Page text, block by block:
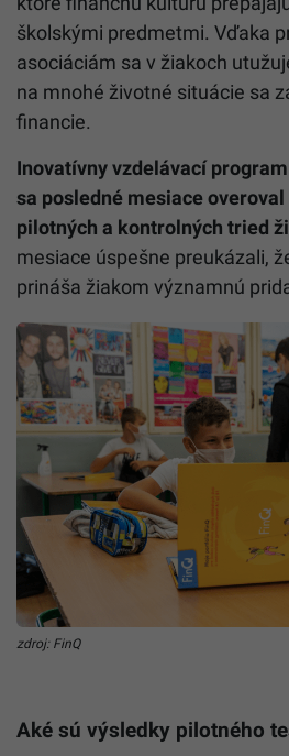
školskými predmetmi. Vďaka
asociáciám sa v žiakoch
na mnohé životné situácie sa
financie.
Inovatívny vzdelávací
sa posledné mesiace
pilotných a kontrolných tried
mesiace úspešne preukázali,
prináša žiakom významnú
zdroj: FinQ
Aké sú výsledky pilotného